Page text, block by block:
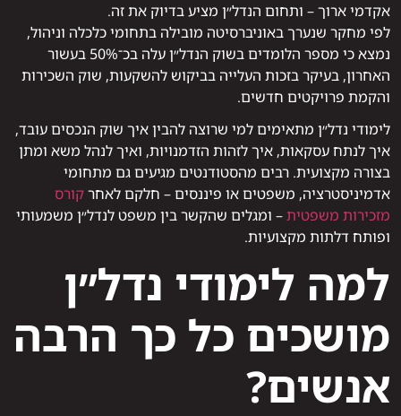
אקדמי ארוך – ותחום הנדל״ן מציע בדיוק את זה.
לפי מחקר שנערך באוניברסיטה מובילה בתחומי כלכלה וניהול,
נמצא כי מספר הלומדים בשוק הנדל״ן עלה בכ־50% בעשור
האחרון, בעיקר בזכות העלייה בביקוש להשקעות, שוק השכירות
והקמת פרויקטים חדשים.
לימודי נדל״ן מתאימים למי שרוצה להבין איך שוק הנכסים עובד,
איך לנתח עסקאות, איך לזהות הזדמנויות, ואיך לנהל משא ומתן
בצורה מקצועית. רבים מהסטודנטים מגיעים גם מתחומי
אדמיניסטרציה, משפטים או פיננסים – חלקם לאחרקורס
מזכירות משפטית– ומגלים שהקשר בין משפט לנדל״ן משמעותי
ופותח דלתות מקצועיות.
למה לימודי נדל״ן
מושכים כל כך הרבה
אנשים?